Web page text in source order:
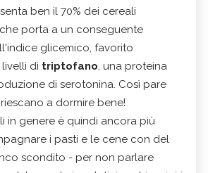
ben il 70% dei cereali
porta a un conseguente
glicemico, favorito
di triptofano, una proteina
di serotonina. Così pare
a dormire bene!
in genere è quindi ancora più
i pasti e le cene con del
scondito - per non parlare